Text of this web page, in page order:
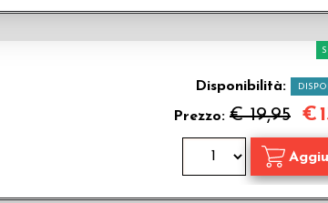
Disponibilità:
Prezzo: € 19,95 €